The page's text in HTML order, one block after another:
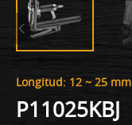
Longitud: 12 ~ 25 mm
P11025KBJ